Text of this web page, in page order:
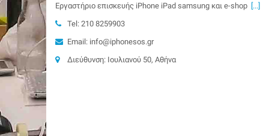
Εργαστήριο επισκευής iPhone iPad samsung και e-shop [...]
Tel: 210 8259903
Email: info@iphonesos.gr
Διεύθυνση: Ιουλιανού 50, Αθήνα